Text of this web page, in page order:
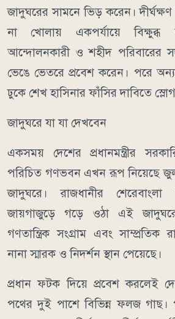
জাদুঘরের সামনে ভিড় করেন।
না খোলায় একপর্যায়ে বিক্ষুব্ধ
আন্দোলনকারী ও শহীদ পরিবারের
ভেঙে ভেতরে প্রবেশ করেন। পরে অন্য
ঢুকে শেখ হাসিনার ফাঁসির দাবিতে
জাদুঘরে যা যা দেখবেন
একসময় দেশের প্রধানমন্ত্রীর
পরিচিত গণভবন এখন রূপ নিয়েছে
জাদুঘরে। রাজধানীর
জায়গাজুড়ে গড়ে ওঠা এই
গণতান্ত্রিক সংগ্রাম এবং সাম্প্রতিক
নানা স্মারক ও নিদর্শন স্থান পেয়েছে।
প্রধান ফটক দিয়ে প্রবেশ করলেই
পথের দুই পাশে বিভিন্ন ফলজ গাছ।